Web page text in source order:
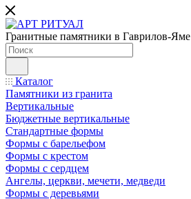
Гранитные памятники в Гаврилов-Яме
Каталог
Памятники из гранита
Вертикальные
Бюджетные вертикальные
Стандартные формы
Формы с барельефом
Формы с крестом
Формы с сердцем
Ангелы, церкви, мечети, медведи
Формы с деревьями